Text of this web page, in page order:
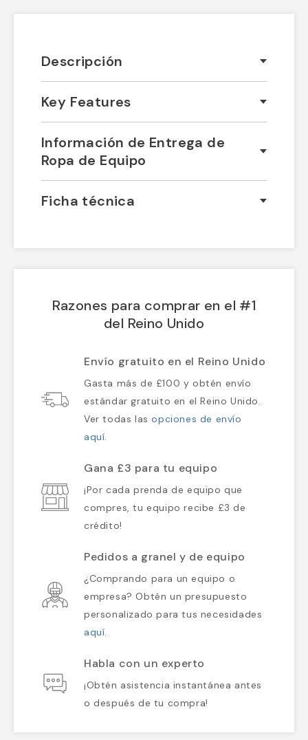
Descripción
Key Features
Información de Entrega de
Ropa de Equipo
Ficha técnica
Razones para comprar en el #1
del Reino Unido
Envío gratuito en el Reino Unido
Gasta más de £100 y obtén envío
estándar gratuito en el Reino Unido.
Ver todas lasopciones de envío
aquí.
Gana £3 para tu equipo
¡Por cada prenda de equipo que
compres, tu equipo recibe £3 de
crédito!
Pedidos a granel y de equipo
¿Comprando para un equipo o
empresa? Obtén un presupuesto
personalizado para tus necesidades
aquí.
Habla con un experto
¡Obtén asistencia instantánea antes
o después de tu compra!